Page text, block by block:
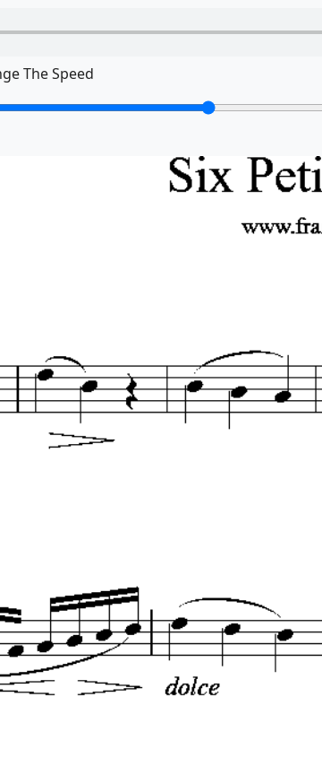
The Speed